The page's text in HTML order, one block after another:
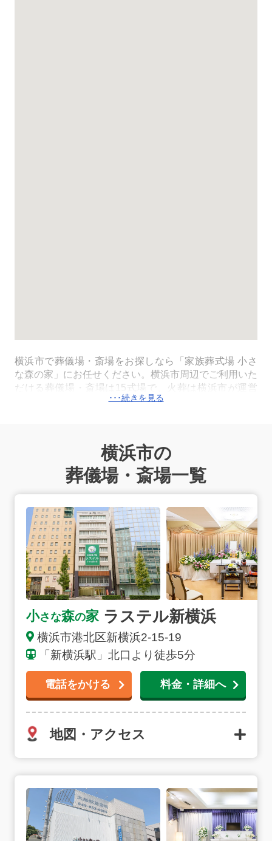
横浜市で葬儀場・斎場をお探しなら「家族葬式場 小さ
な森の家」にお任せください。横浜市周辺でご利用いた
だける葬儀場・斎場は15式場で、火葬は横浜市が運営
する公営の斎場の横浜市北部斎場を利用します。火葬料
用いただけます。病院や施設から搬送が必要な場合は、
横浜市内の式場の専用安置室またはご自宅へご搬送いた
します。24時間365日、深夜早朝でも対応できる体制が
整っておりますので安心してご連絡ください。
横浜市の
葬儀場・斎場一覧
小さな森の家 ラステル新横浜
横浜市港北区新横浜2-15-19
「新横浜駅」北口より徒歩5分
電話をかける 料金・詳細へ
地図・アクセス